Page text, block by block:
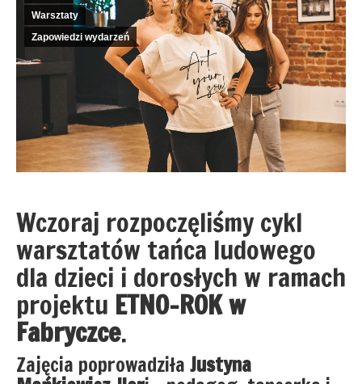
Warsztaty
Zapowiedzi wydarzeń
Wczoraj rozpoczęliśmy cykl
warsztatów tańca ludowego
dla dzieci i dorosłych w ramach
projektu ETNO-ROK w
Fabryczce.
Zajęcia poprowadziła Justyna